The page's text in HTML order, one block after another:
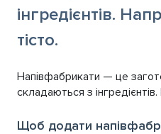
інгредієнтів.
тісто.
Напівфабрикати — це
складаються з
Щоб додати